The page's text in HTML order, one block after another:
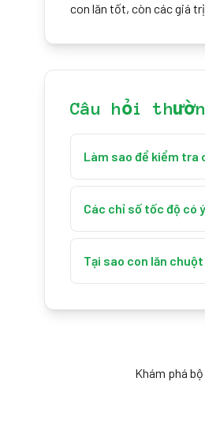
con lăn tốt, còn các giá
Câu hỏi
Làm sao để kiểm tra
Nhấn Bắt đầu, sau đó
tổng quãng đường và
Các chỉ số tốc độ có
Tốc độ hiển thị bằng
mượt và ở tình trạng
Tại sao con lăn
nhảy hoặc lỗi hướng
Khám phá